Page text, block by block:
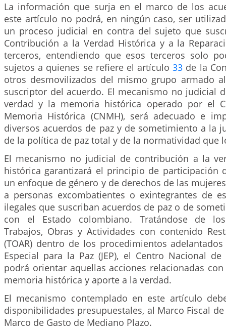
La información que surja en el marco de los
este artículo no podrá, en ningún caso, ser
un proceso judicial en contra del sujeto que
Contribución a la Verdad Histórica y a la
terceros, entendiendo que esos terceros solo
sujetos a quienes se refiere el artículo33 de la
otros desmovilizados del mismo grupo armado
suscriptor del acuerdo. El mecanismo no judicial
verdad y la memoria histórica operado por el
Memoria Histórica (CNMH), será adecuado e
diversos acuerdos de paz y de sometimiento a la
de la política de paz total y de la normatividad que
El mecanismo no judicial de contribución a la
histórica garantizará el principio de participación
un enfoque de género y de derechos de las
a personas excombatientes o exintegrantes de
ilegales que suscriban acuerdos de paz o de
con el Estado colombiano. Tratándose de
Trabajos, Obras y Actividades con contenido
(TOAR) dentro de los procedimientos
Especial para la Paz (JEP), el Centro Nacional
podrá orientar aquellas acciones relacionadas
memoria histórica y aporte a la verdad.
El mecanismo contemplado en este artículo
disponibilidades presupuestales, al Marco Fiscal
Marco de Gasto de Mediano Plazo.